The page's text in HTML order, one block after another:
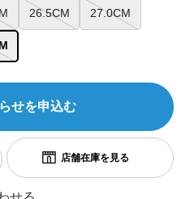
26.5CM 27.0CM
せを申込む